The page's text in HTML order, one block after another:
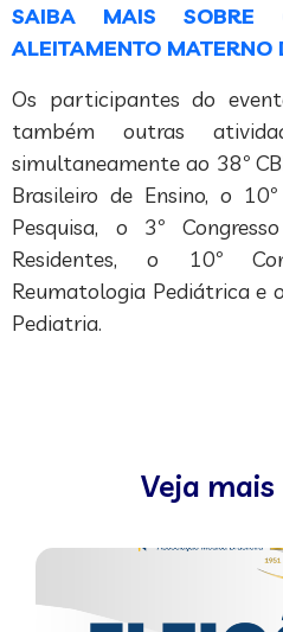
SAIBA MAIS
ALEITAMENTO MATERNO
Os participantes do
também outras
simultaneamente ao 38º
Brasileiro de Ensino, o
Pesquisa, o 3º
Residentes, o 10º
Reumatologia Pediátrica e
Pediatria.
Veja